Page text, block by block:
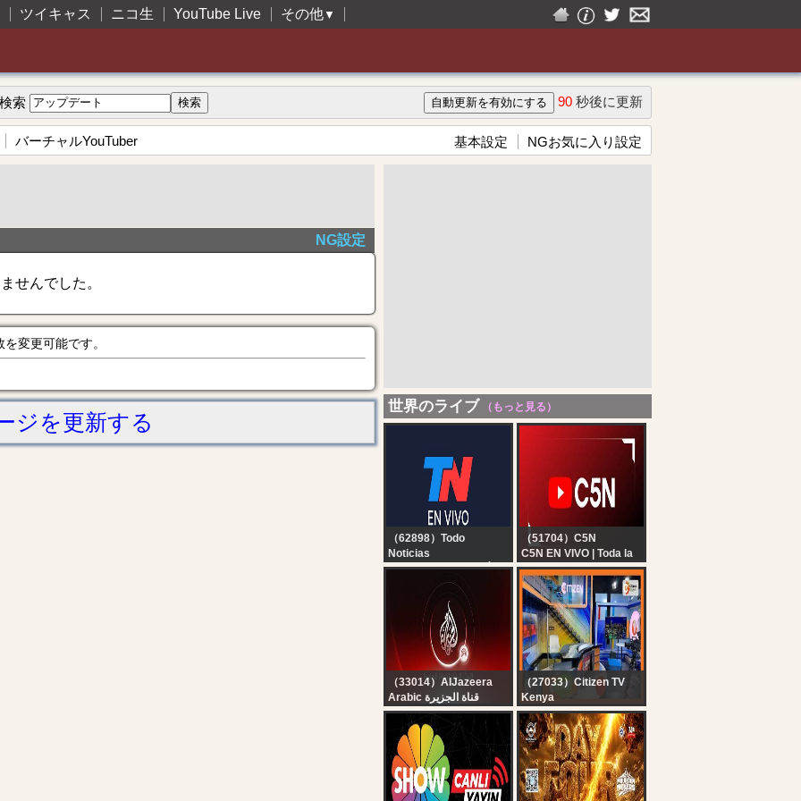
ツイキャス ニコ生 YouTube Live その他▼
検索 90 秒後に更新
バーチャルYouTuber 基本設定 NGお気に入り設定
NG設定
せんでした。
変更可能です。
ジを更新する
世界のライブ （もっと見る）
（62898）Todo
Noticias
TN EN VIVO - SEGUÍ LA
TRANSMISIÓN EN VIVO
DE TODO NOTICIAS
（51704）C5N
C5N EN VIVO | Toda la
información en un solo
lugar | Seguí la
transmisión las 24
horas
（33014）AlJazeera
Arabic قناة الجزيرة
البث الحي لقناة الجزيرة |
التغطية مستمرة
（27033）Citizen TV
Kenya
Citizen TV Live: